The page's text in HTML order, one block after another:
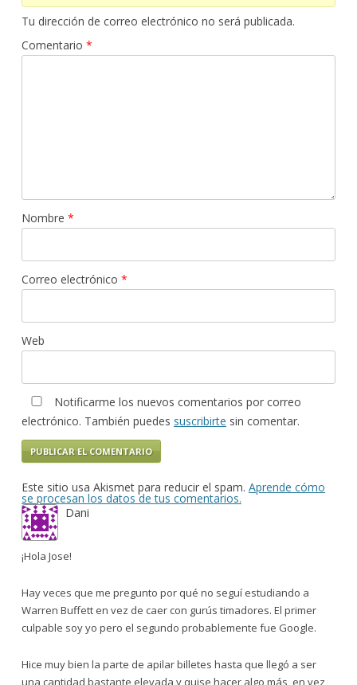
Tu dirección de correo electrónico no será publicada.
Comentario *
Nombre *
Correo electrónico *
Web
Notificarme los nuevos comentarios por correo
electrónico. También puedes suscribirte sin comentar.
Este sitio usa Akismet para reducir el spam. Aprende cómo
se procesan los datos de tus comentarios.
Dani
¡Hola Jose!
Hay veces que me pregunto por qué no seguí estudiando a
Warren Buffett en vez de caer con gurús timadores. El primer
culpable soy yo pero el segundo probablemente fue Google.
Hice muy bien la parte de apilar billetes hasta que llegó a ser
una cantidad bastante elevada y quise hacer algo más, en vez